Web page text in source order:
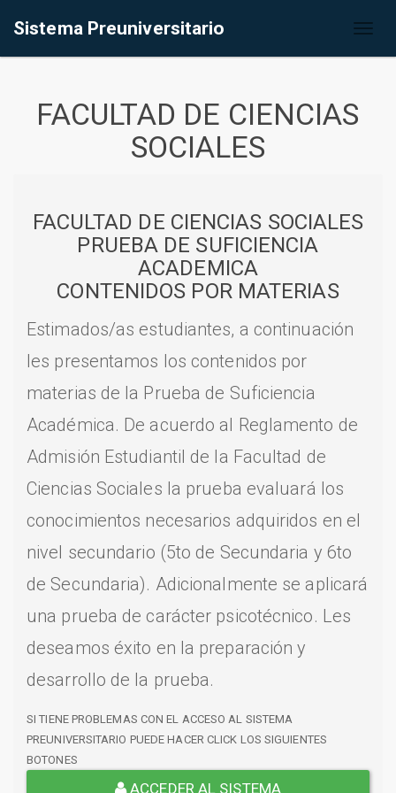
Sistema Preuniversitario
FACULTAD DE CIENCIAS
SOCIALES
FACULTAD DE CIENCIAS SOCIALES
PRUEBA DE SUFICIENCIA
ACADEMICA
CONTENIDOS POR MATERIAS
Estimados/as estudiantes, a continuación
les presentamos los contenidos por
materias de la Prueba de Suficiencia
Académica. De acuerdo al Reglamento de
Admisión Estudiantil de la Facultad de
Ciencias Sociales la prueba evaluará los
conocimientos necesarios adquiridos en el
nivel secundario (5to de Secundaria y 6to
de Secundaria). Adicionalmente se aplicará
una prueba de carácter psicotécnico. Les
deseamos éxito en la preparación y
desarrollo de la prueba.
SI TIENE PROBLEMAS CON EL ACCESO AL SISTEMA
PREUNIVERSITARIO PUEDE HACER CLICK LOS SIGUIENTES
BOTONES
ACCEDER AL SISTEMA